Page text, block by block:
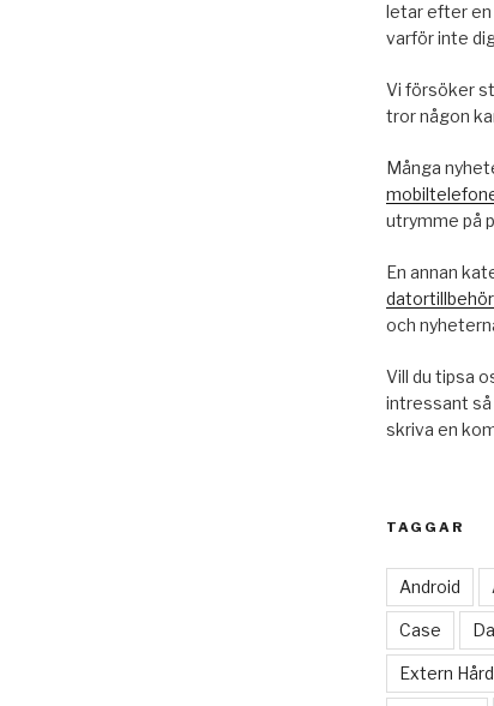
letar efter en
varför inte
Vi försöker
tror någon
Många
utrymme på
En annan
och
Vill du tipsa
intressant
skriva en
TAGGAR
Android
Case
Extern